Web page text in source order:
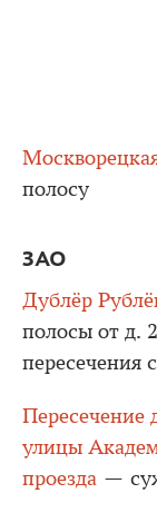
полосу
ЗАО
Дублёр
полосы от д.
пересечения
Пересечение
улицы
проезда —